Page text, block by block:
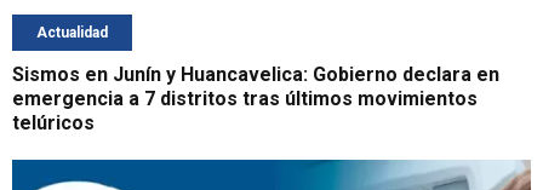
Actualidad
Sismos en Junín y Huancavelica: Gobierno declara en
emergencia a 7 distritos tras últimos movimientos
telúricos